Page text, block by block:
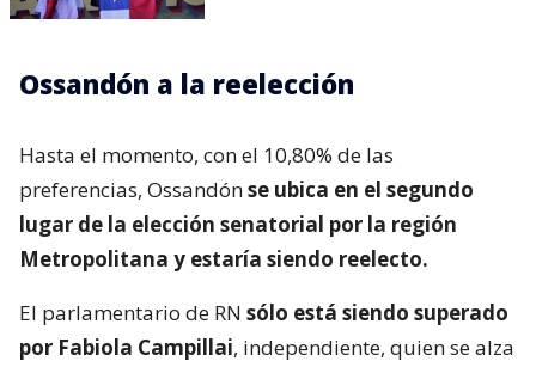
Ossandón a la reelección
Hasta el momento, con el 10,80% de las
preferencias, Ossandónse ubica en el segundo
lugar de la elección senatorial por la región
Metropolitana y estaría siendo reelecto.
El parlamentario de RN sólo está siendo superado
por Fabiola Campillai, independiente, quien se alza